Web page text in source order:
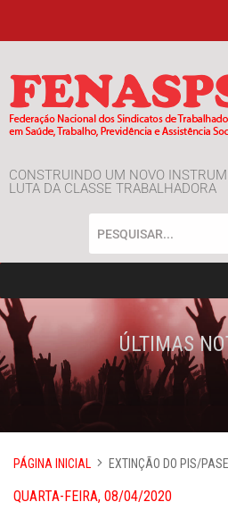
CONSTRUINDO UM NOVO
LUTA DA CLASSE TRABALHADORA
ÚLTIMAS
PÁGINA INICIAL EXTINÇÃO DO PIS/
QUARTA-FEIRA, 08/04/2020